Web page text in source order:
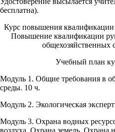
бесплатна).
Курс повышения квалификации
Повышение квалификации
общехозяйственных
Учебный план
Модуль 1. Общие требования в
среды. 10 ч.
Модуль 2. Экологическая
Модуль 3. Охрана водных
воздуха. Охрана земель. Охрана